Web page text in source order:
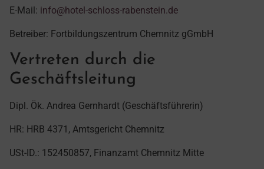
E-Mail: info@hotel-schloss-rabenstein.de
Betreiber: Fortbildungszentrum Chemnitz gGmbH
Vertreten durch die
Geschäftsleitung
Dipl. Ök. Andrea Gernhardt (Geschäftsführerin)
HR: HRB 4371, Amtsgericht Chemnitz
USt-ID.: 152450857, Finanzamt Chemnitz Mitte